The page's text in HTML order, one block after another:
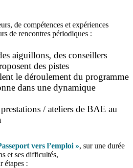
de compétences et expériences
de rencontres périodiques :
aiguillons, des conseillers
des pistes
le déroulement du programme
dans une dynamique
/ ateliers de BAE au
vers l’emploi », sur une durée
et ses difficultés,
étapes :